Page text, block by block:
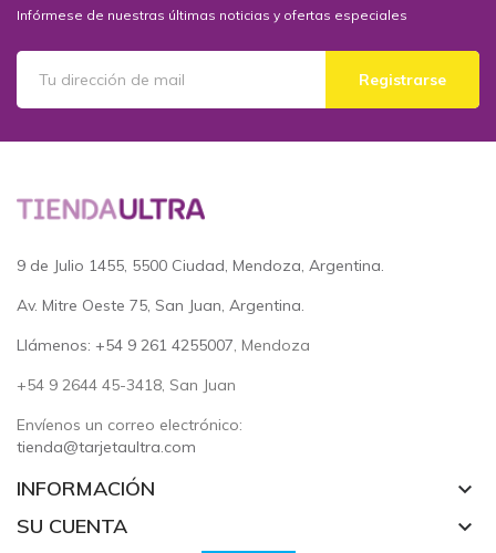
Infórmese de nuestras últimas noticias y ofertas especiales
Registrarse
9 de Julio 1455, 5500 Ciudad, Mendoza, Argentina.
Av. Mitre Oeste 75, San Juan, Argentina.
Llámenos: +54 9 261 4255007, Mendoza
+54 9 2644 45-3418, San Juan
Envíenos un correo electrónico:
tienda@tarjetaultra.com
INFORMACIÓN keyboard_arrow_down
SU CUENTA keyboard_arrow_down